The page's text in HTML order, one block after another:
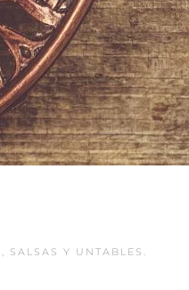
, SALSAS Y UNTABLES .